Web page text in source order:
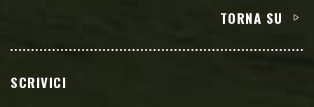
TORNA SU
SCRIVICI